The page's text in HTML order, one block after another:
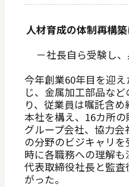
人材育成の体制再構
－社長自ら受験し
今年創業60年目を迎
じ、金属加工部品な
り、従業員は嘱託含
本社を構え、16カ所
グループ会社、協力
の分野のビジキャリ
時に各職務への理解
代表取締役社長と監
がった。